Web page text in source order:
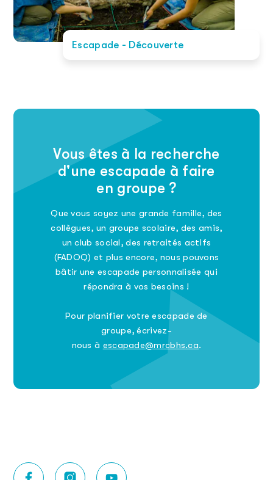
Escapade - Découverte
Vous êtes à la recherche
d'une escapade à faire
en groupe ?
Que vous soyez une grande famille, des
collègues, un groupe scolaire, des amis,
un club social, des retraités actifs
(FADOQ) et plus encore, nous pouvons
bâtir une escapade personnalisée qui
répondra à vos besoins !
Pour planifier votre escapade de
groupe, écrivez-
nous à escapade@mrcbhs.ca.